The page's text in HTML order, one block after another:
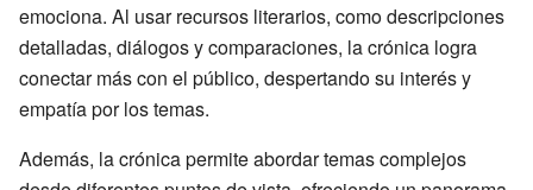
emociona. Al usar recursos literarios, como descripciones
detalladas, diálogos y comparaciones, la crónica logra
conectar más con el público, despertando su interés y
empatía por los temas.
Además, la crónica permite abordar temas complejos